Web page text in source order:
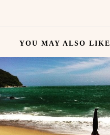
YOU MAY ALSO LIKE